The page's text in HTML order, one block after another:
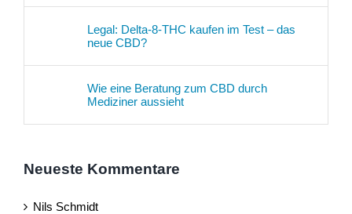
Legal: Delta-8-THC kaufen im Test – das
neue CBD?
Wie eine Beratung zum CBD durch
Mediziner aussieht
Neueste Kommentare
Nils Schmidt